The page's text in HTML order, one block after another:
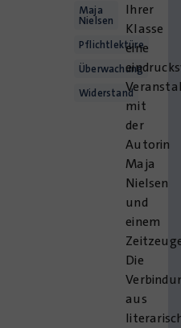
Maja
Nielsen
Pflichtlektüre
Überwachung
Widerstand
Ihrer
Klasse
eine
mit
der
Autorin
Maja
Nielsen
und
einem
Die
aus